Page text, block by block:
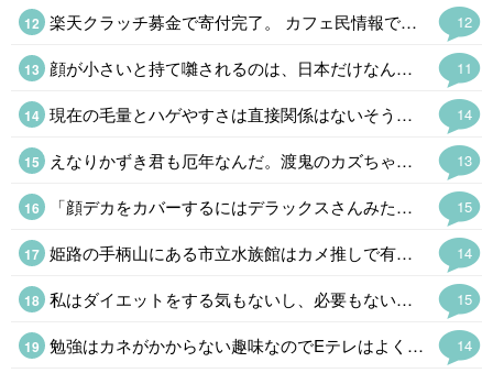
12
楽天クラッチ募金で寄付完了。 カフェ民情報で、熊本県のホームページから義援金を送れる事を知ったけど、期限切れ間近のポイントがあったから、今回は楽天ポイントで。
11
顔が小さいと持て囃されるのは、日本だけなんだよね、 平安時代は、顔は大きいというか、下膨れだったり、美人の定義だったのに、いつの間にか小顔にすり替わったよね。
14
現在の毛量とハゲやすさは直接関係はないそうだ。 まあ、昔から丁髷が結えなくなったら出家して坊主というのが王道である。骸骨に毛が生えてたら怖い。
13
えなりかずき君も厄年なんだ。渡鬼のカズちゃんもこれで泉ピン子さんの後釜ができたとファンを期待させた天才だったけどほとんど見ないし。なかなか子役から大人の役者でやってくのも大変なもんだ。
15
「顔デカをカバーするにはデラックスさんみたいに巨体になればいいのだ。」「それは逆効果になる可能性が高いです」AI君はシャレが通じねえなw
14
姫路の手柄山にある市立水族館はカメ推しで有名だけどタッチプールは1980年に日本で初めて設置された。サメやエイ、ナマコやウニというハードルが高そうなやつもいる。姫路の穴場の観光スポットだったけど駅ができてお客さんも増えるかも。昭和の廃墟感がお気に入りだったけどなぁ。
15
私はダイエットをする気もないし、必要もないけど砂糖断ちの結果、1ヶ月に1kgのペースで減っている。とりあえず甘い飲み物をやめるだけでかなり変わってくる。 五穀断ちはやめて全粒粉クラッカーとオーツ麦を主食にしているけど慣れるまでが大変かも。
14
勉強はカネがかからない趣味なのでEテレはよく見る。高校講座は20分くらいだし高齢者にもちょうどいい。サイエンスゼロは毎週録画。オフロスキーはくだらなさにハマっているけど。浮世離れというのも楽でいいのだ。